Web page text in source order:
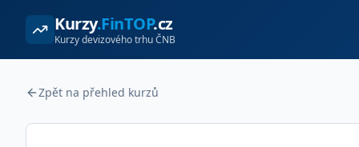
Kurzy.FinTOP.cz
Kurzy devizového trhu ČNB
Zpět na přehled kurzů